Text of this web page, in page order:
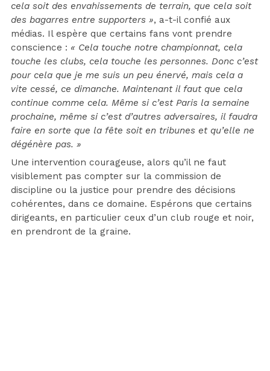
cela soit des envahissements de terrain, que cela soit
des bagarres entre supporters », a-t-il confié aux
médias. Il espère que certains fans vont prendre
conscience : « Cela touche notre championnat, cela
touche les clubs, cela touche les personnes. Donc c’est
pour cela que je me suis un peu énervé, mais cela a
vite cessé, ce dimanche. Maintenant il faut que cela
continue comme cela. Même si c’est Paris la semaine
prochaine, même si c’est d’autres adversaires, il faudra
faire en sorte que la fête soit en tribunes et qu’elle ne
dégénère pas. »
Une intervention courageuse, alors qu’il ne faut
visiblement pas compter sur la commission de
discipline ou la justice pour prendre des décisions
cohérentes, dans ce domaine. Espérons que certains
dirigeants, en particulier ceux d’un club rouge et noir,
en prendront de la graine.